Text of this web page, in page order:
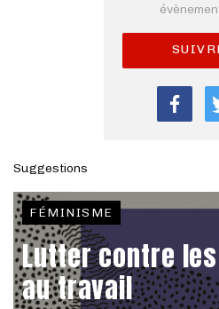
Suggestions
FÉMINISME
Lutter contre
au travail